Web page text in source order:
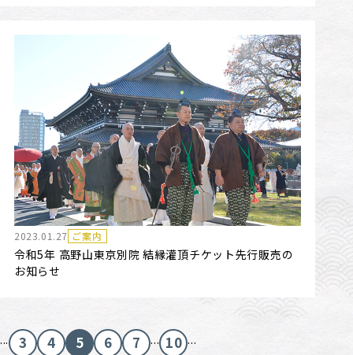
2023.01.27 ご案内
令和5年 高野山東京別院 結縁灌頂チケット先行販売の
お知らせ
... 3 4 5 6 7 ... 10 ...